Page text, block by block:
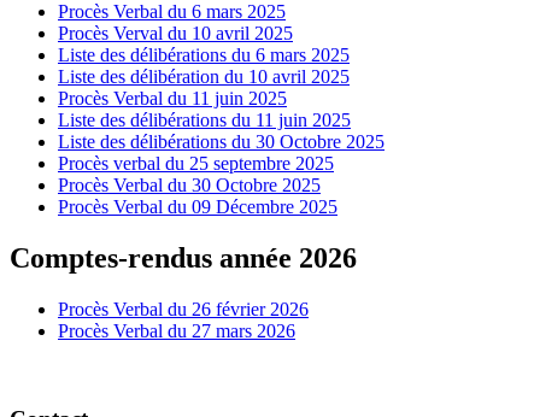
Procès Verbal du 6 mars 2025
Procès Verval du 10 avril 2025
Liste des délibérations du 6 mars 2025
Liste des délibération du 10 avril 2025
Procès Verbal du 11 juin 2025
Liste des délibérations du 11 juin 2025
Liste des délibérations du 30 Octobre 2025
Procès verbal du 25 septembre 2025
Procès Verbal du 30 Octobre 2025
Procès Verbal du 09 Décembre 2025
Comptes-rendus année 2026
Procès Verbal du 26 février 2026
Procès Verbal du 27 mars 2026